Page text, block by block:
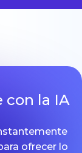
con la IA
ofrecer lo